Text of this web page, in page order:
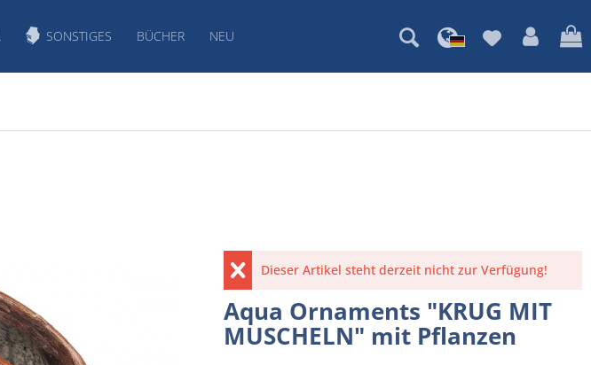
SONSTIGES BÜCHER NEU
Dieser Artikel steht derzeit nicht zur Verfügung!
Aqua Ornaments "KRUG MIT
MUSCHELN" mit Pflanzen